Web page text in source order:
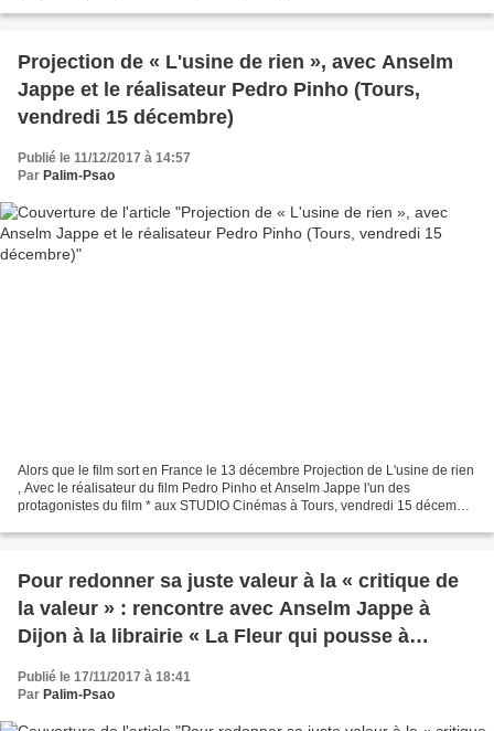
Projection de « L'usine de rien », avec Anselm
Jappe et le réalisateur Pedro Pinho (Tours,
vendredi 15 décembre)
Publié le 11/12/2017 à 14:57
Par Palim-Psao
Alors que le film sort en France le 13 décembre Projection de L'usine de rien
, Avec le réalisateur du film Pedro Pinho et Anselm Jappe l'un des
protagonistes du film * aux STUDIO Cinémas à Tours, vendredi 15 décembre
Pour redonner sa juste valeur à la « critique de
la valeur » : rencontre avec Anselm Jappe à
Dijon à la librairie « La Fleur qui pousse à
l'intérieur » (24 novembre, 19h)
Publié le 17/11/2017 à 18:41
Par Palim-Psao